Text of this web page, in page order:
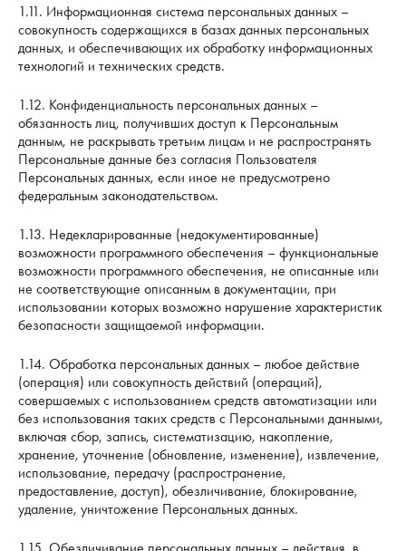
1.11. Информационная система персональных данных –
совокупность содержащихся в базах данных персональных
данных, и обеспечивающих их обработку информационных
технологий и технических средств.
1.12. Конфиденциальность персональных данных –
обязанность лиц, получивших доступ к Персональным
данным, не раскрывать третьим лицам и не распространять
Персональные данные без согласия Пользователя
Персональных данных, если иное не предусмотрено
федеральным законодательством.
1.13. Недекларированные (недокументированные)
возможности программного обеспечения – функциональные
возможности программного обеспечения, не описанные или
не соответствующие описанным в документации, при
использовании которых возможно нарушение характеристик
безопасности защищаемой информации.
1.14. Обработка персональных данных – любое действие
(операция) или совокупность действий (операций),
совершаемых с использованием средств автоматизации или
без использования таких средств с Персональными данными,
включая сбор, запись, систематизацию, накопление,
хранение, уточнение (обновление, изменение), извлечение,
использование, передачу (распространение,
предоставление, доступ), обезличивание, блокирование,
удаление, уничтожение Персональных данных.